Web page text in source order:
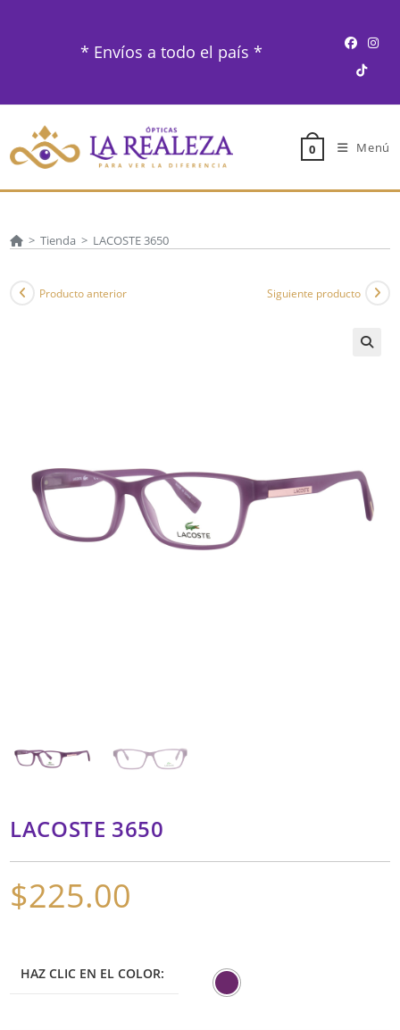
* Envíos a todo el país *
0 Menú
> Tienda > LACOSTE 3650
Producto anterior Siguiente producto
LACOSTE 3650
$225.00
HAZ CLIC EN EL COLOR: